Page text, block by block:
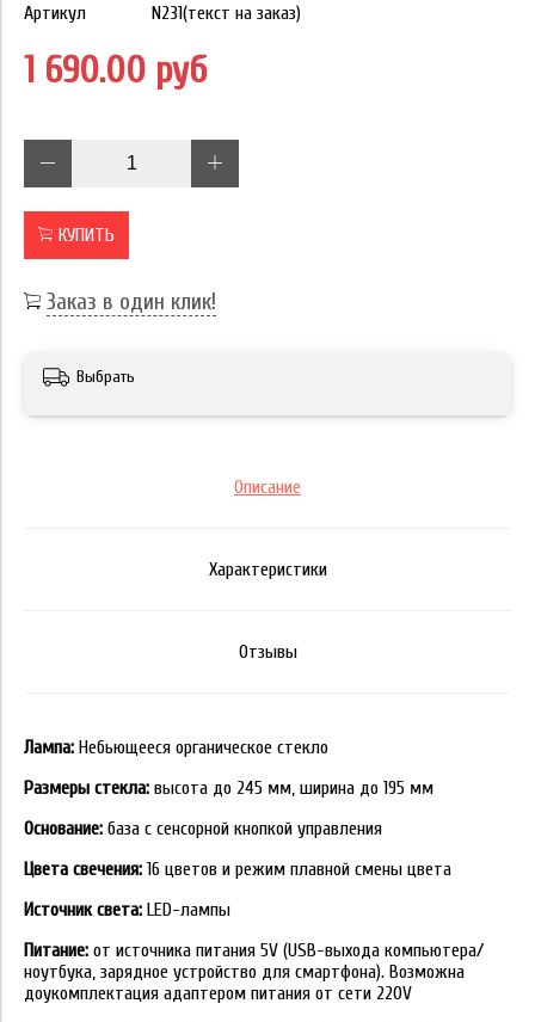
Артикул N231(текст на заказ)
1 690.00 руб
КУПИТЬ
Заказ в один клик!
Выбрать
Описание
Характеристики
Отзывы
Лампа: Небьющееся органическое стекло
Размеры стекла: высота до 245 мм, ширина до 195 мм
Основание: база с сенсорной кнопкой управления
Цвета свечения: 16 цветов и режим плавной смены цвета
Источник света: LED-лампы
Питание: от источника питания 5V (USB-выхода компьютера/
ноутбука, зарядное устройство для смартфона). Возможна
доукомплектация адаптером питания от сети 220V